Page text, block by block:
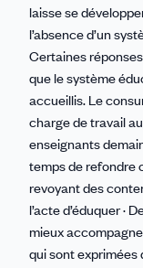
laisse se
l’absence d’un
Certaines
que le système
accueillis. Le
charge de travail
enseignants
temps de refondre
revoyant des
l’acte d’éduquer ·
mieux
qui sont exprimées